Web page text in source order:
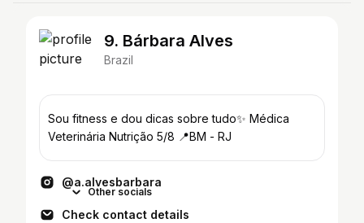
9. Bárbara Alves
Brazil
Sou fitness e dou dicas sobre tudo✨ Médica
Veterinária Nutrição 5/8 📍BM - RJ
@a.alvesbarbara
Other socials
Check contact details